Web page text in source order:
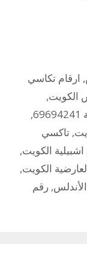
, ارقام تكاسي
الكويت,
,
, تاكسي
الكويت,
الكويت,
, رقم